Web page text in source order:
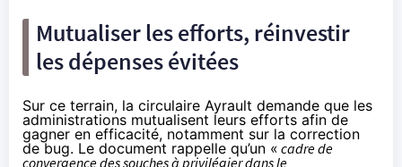
Mutualiser les efforts, réinvestir
les dépenses évitées
Sur ce terrain, la circulaire Ayrault demande que les
administrations mutualisent leurs efforts afin de
gagner en efficacité, notamment sur la correction
de bug. Le document rappelle qu’un « cadre de
convergence des souches à privilégier dans le